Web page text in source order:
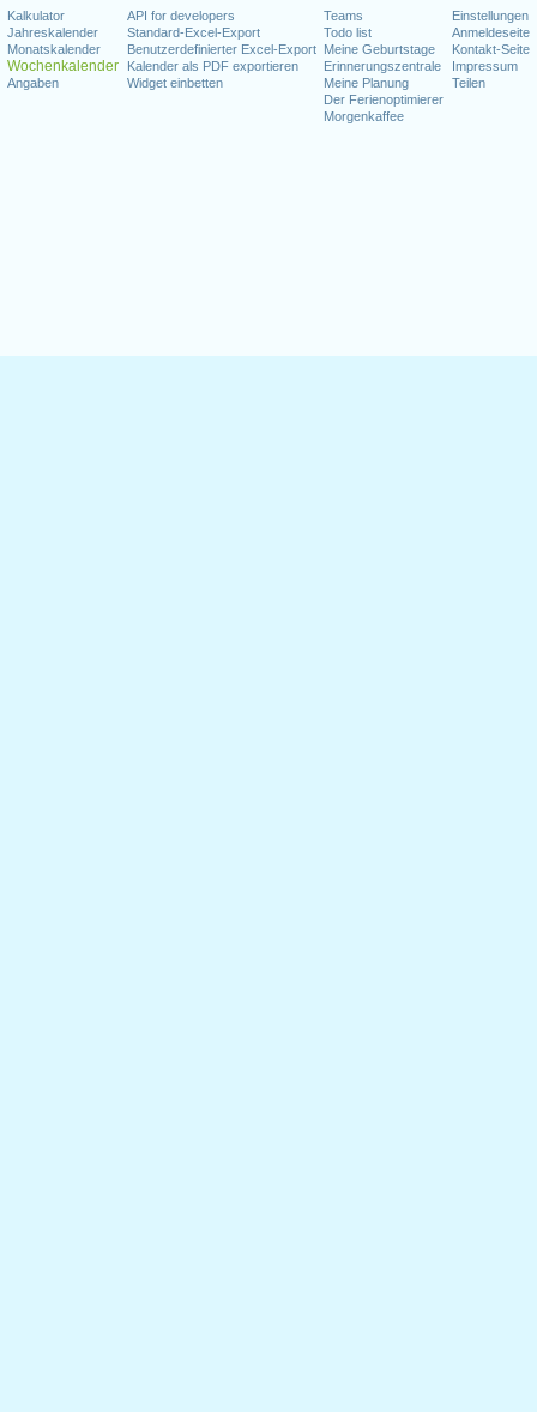
Kalkulator
Jahreskalender
Monatskalender
Wochenkalender
Angaben
API for developers
Standard-Excel-Export
Benutzerdefinierter Excel-Export
Kalender als PDF exportieren
Widget einbetten
Teams
Todo list
Meine Geburtstage
Erinnerungszentrale
Meine Planung
Der Ferienoptimierer
Morgenkaffee
Einstellungen
Anmeldeseite
Kontakt-Seite
Impressum
Teilen